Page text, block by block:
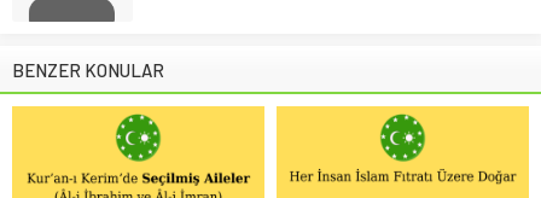
BENZER KONULAR